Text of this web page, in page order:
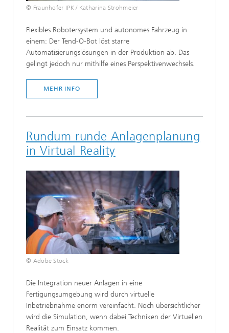
© Fraunhofer IPK / Katharina Strohmeier
Flexibles Robotersystem und autonomes Fahrzeug in
einem: Der Tend-O-Bot löst starre
Automatisierungslösungen in der Produktion ab. Das
gelingt jedoch nur mithilfe eines Perspektivenwechsels.
MEHR INFO
Rundum runde Anlagenplanung
in Virtual Reality
© Adobe Stock
Die Integration neuer Anlagen in eine
Fertigungsumgebung wird durch virtuelle
Inbetriebnahme enorm vereinfacht. Noch übersichtlicher
wird die Simulation, wenn dabei Techniken der Virtuellen
Realität zum Einsatz kommen.